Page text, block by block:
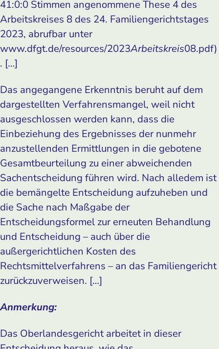
41:0:0 Stimmen angenommene These 4 des
Arbeitskreises 8 des 24. Familiengerichtstages
2023, abrufbar unter
www.dfgt.de/resources/2023Arbeitskreis08.pdf)
. […]
Das angegangene Erkenntnis beruht auf dem
dargestellten Verfahrensmangel, weil nicht
ausgeschlossen werden kann, dass die
Einbeziehung des Ergebnisses der nunmehr
anzustellenden Ermittlungen in die gebotene
Gesamtbeurteilung zu einer abweichenden
Sachentscheidung führen wird. Nach alledem ist
die bemängelte Entscheidung aufzuheben und
die Sache nach Maßgabe der
Entscheidungsformel zur erneuten Behandlung
und Entscheidung – auch über die
außergerichtlichen Kosten des
Rechtsmittelverfahrens – an das Familiengericht
zurückzuverweisen. […]
Anmerkung:
Das Oberlandesgericht arbeitet in dieser